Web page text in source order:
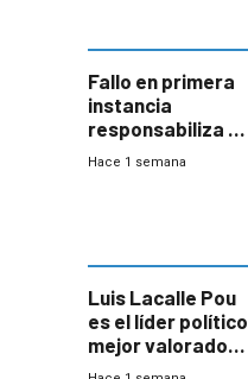
Fallo en primera
instancia
responsabiliza al
Estado por falta
Hace 1 semana
Luis Lacalle Pou
es el líder político
mejor valorado
del país, según